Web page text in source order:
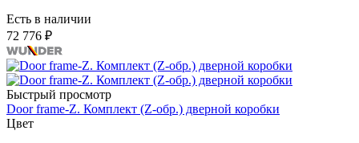
Есть в наличии
72 776 ₽
Быстрый просмотр
Door frame-Z. Комплект (Z-обр.) дверной коробки
Цвет